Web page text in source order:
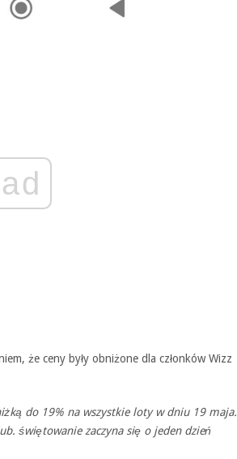
ad
że ceny były obniżone dla członków Wizz
do 19% na wszystkie loty w dniu 19 maja.
świętowanie zaczyna się o jeden dzień